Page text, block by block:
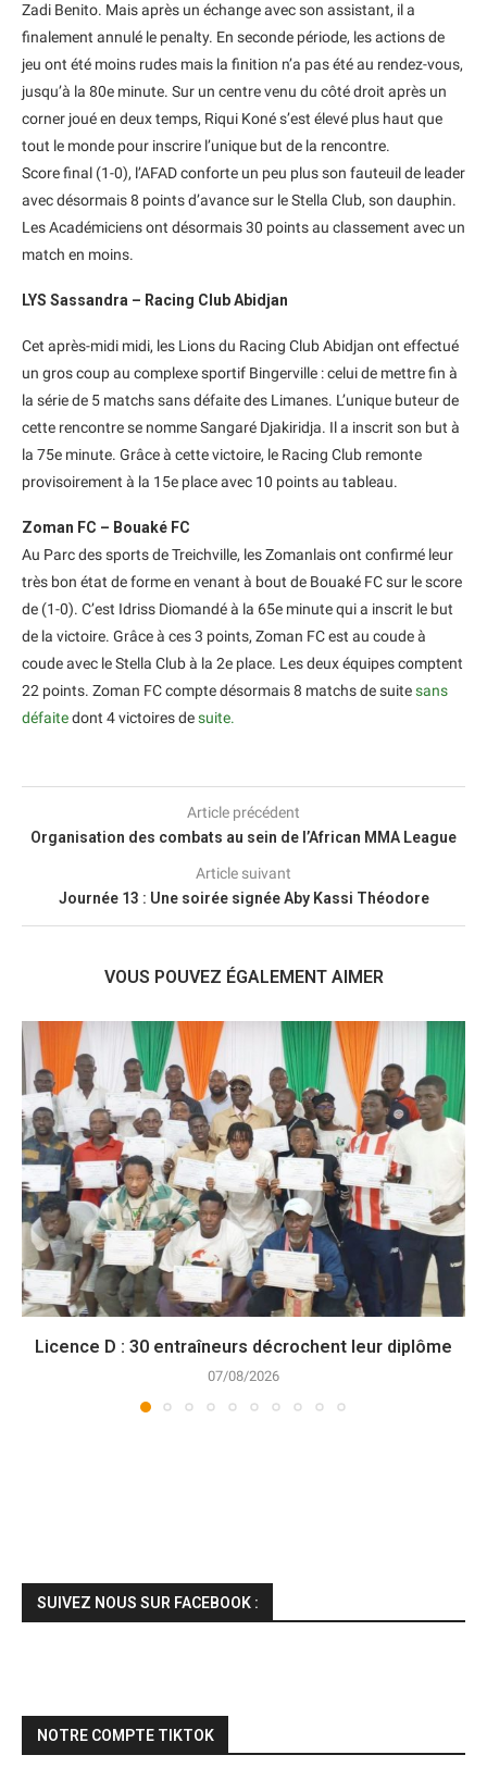
Zadi Benito. Mais après un échange avec son assistant, il a
finalement annulé le penalty. En seconde période, les actions de
jeu ont été moins rudes mais la finition n’a pas été au rendez-vous,
jusqu’à la 80e minute. Sur un centre venu du côté droit après un
corner joué en deux temps, Riqui Koné s’est élevé plus haut que
tout le monde pour inscrire l’unique but de la rencontre.
Score final (1-0), l’AFAD conforte un peu plus son fauteuil de leader
avec désormais 8 points d’avance sur le Stella Club, son dauphin.
Les Académiciens ont désormais 30 points au classement avec un
match en moins.
LYS Sassandra – Racing Club Abidjan
Cet après-midi midi, les Lions du Racing Club Abidjan ont effectué
un gros coup au complexe sportif Bingerville : celui de mettre fin à
la série de 5 matchs sans défaite des Limanes. L’unique buteur de
cette rencontre se nomme Sangaré Djakiridja. Il a inscrit son but à
la 75e minute. Grâce à cette victoire, le Racing Club remonte
provisoirement à la 15e place avec 10 points au tableau.
Zoman FC – Bouaké FC
Au Parc des sports de Treichville, les Zomanlais ont confirmé leur
très bon état de forme en venant à bout de Bouaké FC sur le score
de (1-0). C’est Idriss Diomandé à la 65e minute qui a inscrit le but
de la victoire. Grâce à ces 3 points, Zoman FC est au coude à
coude avec le Stella Club à la 2e place. Les deux équipes comptent
22 points. Zoman FC compte désormais 8 matchs de suitesans
défaitedont 4 victoires desuite.
Article précédent
Organisation des combats au sein de l’African MMA League
Article suivant
Journée 13 : Une soirée signée Aby Kassi Théodore
VOUS POUVEZ ÉGALEMENT AIMER
Licence D : 30 entraîneurs décrochent leur diplôme
07/08/2026
SUIVEZ NOUS SUR FACEBOOK :
NOTRE COMPTE TIKTOK